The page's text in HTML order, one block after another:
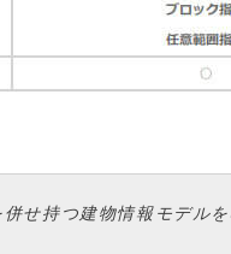
せ持つ建物情報モデル